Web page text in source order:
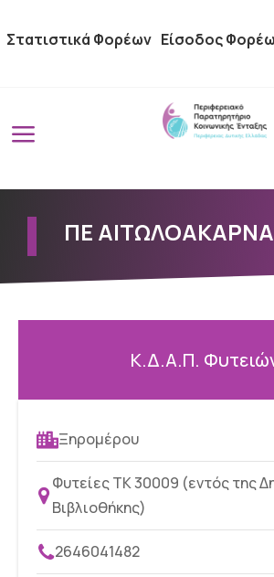
Στατιστικά Φορέων Είσοδος
a
ΠΕ
Κ.Δ.Α.Π.
Ξηρομέρου
Φυτείες ΤΚ 30009 (εντός της
Βιβλιοθήκης)
2646041482